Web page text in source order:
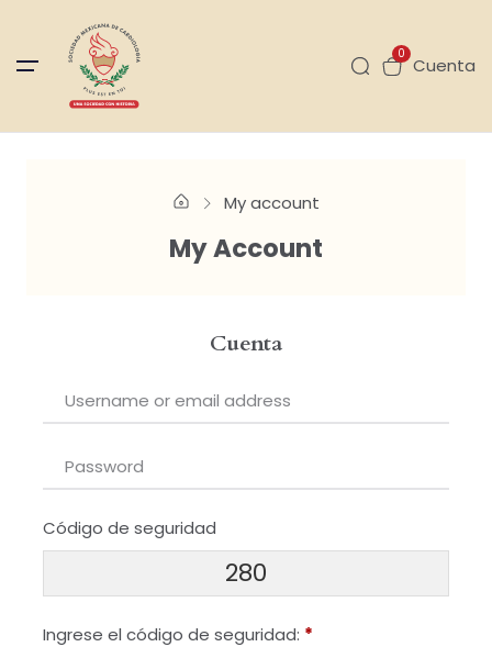
0
Cuenta
My account
My Account
Cuenta
Código de seguridad
280
Ingrese el código de seguridad: *